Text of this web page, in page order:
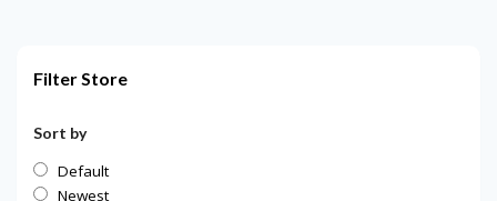
Filter Store
Sort by
Default
Newest